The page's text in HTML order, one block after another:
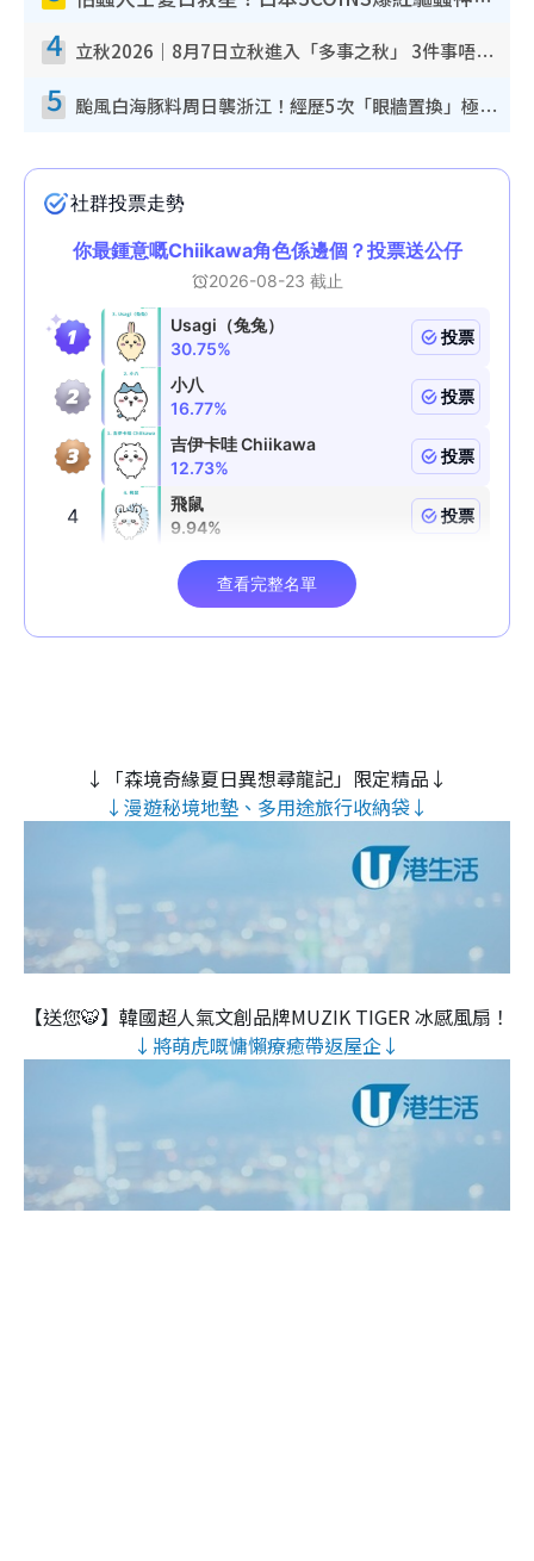
4 立秋2026｜8月7日立秋進入「多事之秋」 3件事唔做得！專家教6招開運 清枱頭／銀包納氣接好運
5 颱風白海豚料周日襲浙江！經歷5次「眼牆置換」極罕見 成登陸內地最長途颱風
↓「森境奇緣夏日異想尋龍記」限定精品↓
↓漫遊秘境地墊、多用途旅行收納袋↓
【送您🐯】韓國超人氣文創品牌MUZIK TIGER 冰感風扇！
↓將萌虎嘅慵懶療癒帶返屋企↓